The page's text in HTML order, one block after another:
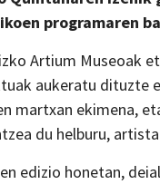
programaren
Artium Museoak
aukeratu dituzte
martxan ekimena,
du helburu,
edizio honetan,